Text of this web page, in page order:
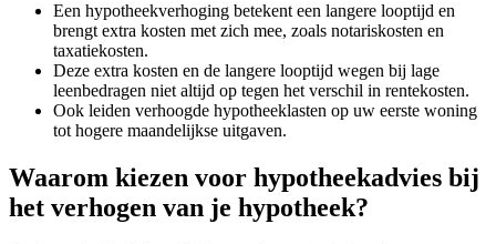
Een hypotheekverhoging betekent een langere looptijd en
brengt extra kosten met zich mee, zoals notariskosten en
taxatiekosten.
Deze extra kosten en de langere looptijd wegen bij lage
leenbedragen niet altijd op tegen het verschil in rentekosten.
Ook leiden verhoogde hypotheeklasten op uw eerste woning
tot hogere maandelijkse uitgaven.
Waarom kiezen voor hypotheekadvies bij
het verhogen van je hypotheek?